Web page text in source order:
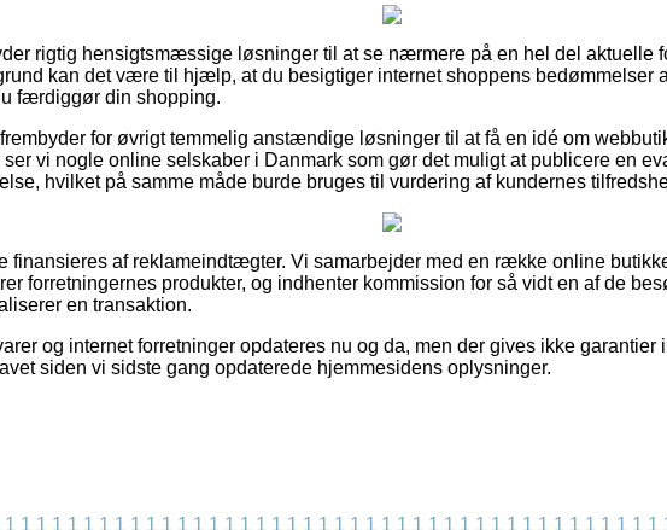
rigtig hensigtsmæssige løsninger til at se nærmere på en hel del aktuelle
kan det være til hjælp, at du besigtiger internet shoppens bedømmelser
færdiggør din shopping.
for øvrigt temmelig anstændige løsninger til at få en idé om
ser vi nogle online selskaber i Danmark som gør det muligt at publicere en
hvilket på samme måde burde bruges til vurdering af kundernes
finansieres af reklameindtægter. Vi samarbejder med en række online
forretningernes produkter, og indhenter kommission for så vidt en af de
en transaktion.
og internet forretninger opdateres nu og da, men der gives ikke garantier
siden vi sidste gang opdaterede hjemmesidens oplysninger.
1 1 1 1 1 1 1 1 1 1 1 1 1 1 1 1 1 1 1 1 1 1 1 1 1 1 1 1 1 1 1 1 1 1 1 1 1 1 1 1 1 1